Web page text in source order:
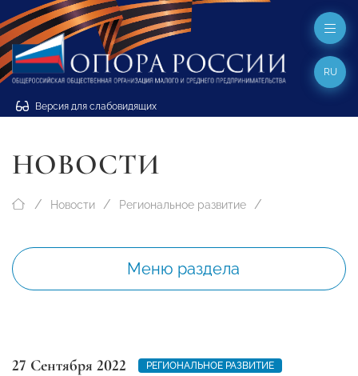
Версия для слабовидящих
RU
НОВОСТИ
Новости Региональное развитие
Меню раздела
27 Сентября 2022
РЕГИОНАЛЬНОЕ РАЗВИТИЕ